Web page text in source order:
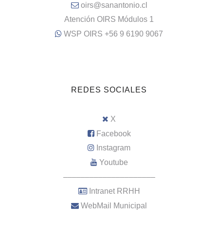
oirs@sanantonio.cl
Atención OIRS Módulos 1
WSP OIRS +56 9 6190 9067
REDES SOCIALES
X
Facebook
Instagram
Youtube
–––––––––––––––––––––
Intranet RRHH
WebMail Municipal